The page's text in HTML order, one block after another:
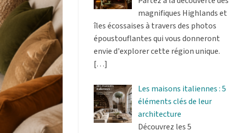
magnifiques Highlands et
îles écossaises à travers des photos
époustouflantes qui vous donneront
envie d'explorer cette région unique.
[…]
Les maisons italiennes : 5
éléments clés de leur
architecture
Découvrez les 5